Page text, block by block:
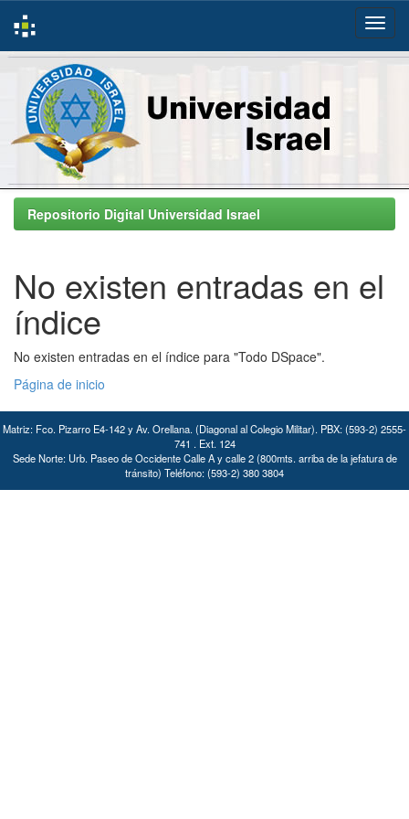
Skip
navigationRepositorio Digital Universidad Israel
No existen entradas en el
índice
No existen entradas en el índice para "Todo DSpace".
Página de inicio
Matriz: Fco. Pizarro E4-142 y Av. Orellana. (Diagonal al Colegio Militar). PBX: (593-2) 2555-
741 . Ext. 124
Sede Norte: Urb. Paseo de Occidente Calle A y calle 2 (800mts. arriba de la jefatura de
tránsito) Teléfono: (593-2) 380 3804